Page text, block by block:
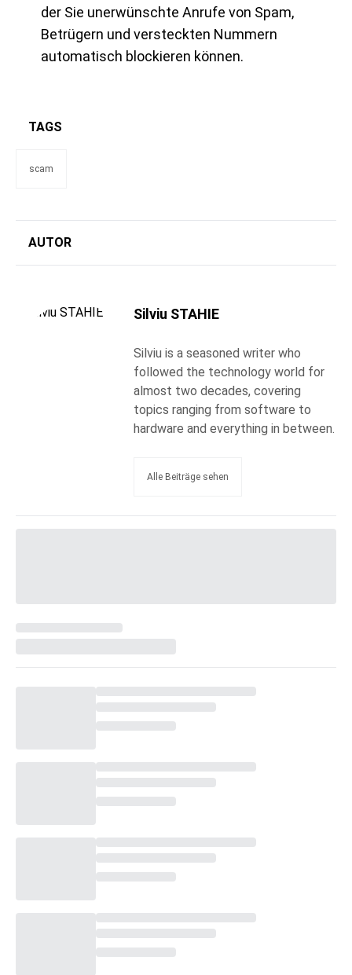
der Sie unerwünschte Anrufe von Spam,
Betrügern und versteckten Nummern
automatisch blockieren können.
TAGS
scam
AUTOR
Silviu STAHIE
Silviu is a seasoned writer who
followed the technology world for
almost two decades, covering
topics ranging from software to
hardware and everything in between.
Alle Beiträge sehen